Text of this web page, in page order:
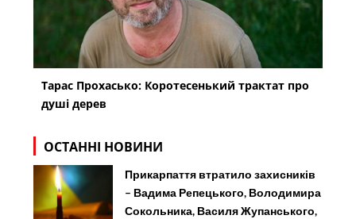
Тарас Прохасько: Коротесенький трактат про
душі дерев
ОСТАННІ НОВИНИ
Прикарпаття втратило захисників
– Вадима Репецького, Володимира
Сокольника, Василя Жупанського,